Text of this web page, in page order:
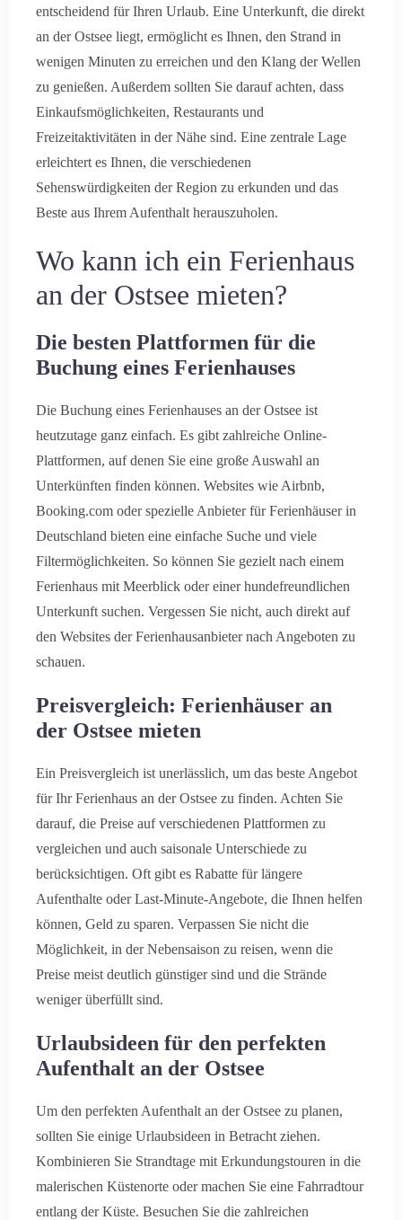
entscheidend für Ihren Urlaub. Eine Unterkunft, die direkt
an der Ostsee liegt, ermöglicht es Ihnen, den Strand in
wenigen Minuten zu erreichen und den Klang der Wellen
zu genießen. Außerdem sollten Sie darauf achten, dass
Einkaufsmöglichkeiten, Restaurants und
Freizeitaktivitäten in der Nähe sind. Eine zentrale Lage
erleichtert es Ihnen, die verschiedenen
Sehenswürdigkeiten der Region zu erkunden und das
Beste aus Ihrem Aufenthalt herauszuholen.
Wo kann ich ein Ferienhaus
an der Ostsee mieten?
Die besten Plattformen für die
Buchung eines Ferienhauses
Die Buchung eines Ferienhauses an der Ostsee ist
heutzutage ganz einfach. Es gibt zahlreiche Online-
Plattformen, auf denen Sie eine große Auswahl an
Unterkünften finden können. Websites wie Airbnb,
Booking.com oder spezielle Anbieter für Ferienhäuser in
Deutschland bieten eine einfache Suche und viele
Filtermöglichkeiten. So können Sie gezielt nach einem
Ferienhaus mit Meerblick oder einer hundefreundlichen
Unterkunft suchen. Vergessen Sie nicht, auch direkt auf
den Websites der Ferienhausanbieter nach Angeboten zu
schauen.
Preisvergleich: Ferienhäuser an
der Ostsee mieten
Ein Preisvergleich ist unerlässlich, um das beste Angebot
für Ihr Ferienhaus an der Ostsee zu finden. Achten Sie
darauf, die Preise auf verschiedenen Plattformen zu
vergleichen und auch saisonale Unterschiede zu
berücksichtigen. Oft gibt es Rabatte für längere
Aufenthalte oder Last-Minute-Angebote, die Ihnen helfen
können, Geld zu sparen. Verpassen Sie nicht die
Möglichkeit, in der Nebensaison zu reisen, wenn die
Preise meist deutlich günstiger sind und die Strände
weniger überfüllt sind.
Urlaubsideen für den perfekten
Aufenthalt an der Ostsee
Um den perfekten Aufenthalt an der Ostsee zu planen,
sollten Sie einige Urlaubsideen in Betracht ziehen.
Kombinieren Sie Strandtage mit Erkundungstouren in die
malerischen Küstenorte oder machen Sie eine Fahrradtour
entlang der Küste. Besuchen Sie die zahlreichen